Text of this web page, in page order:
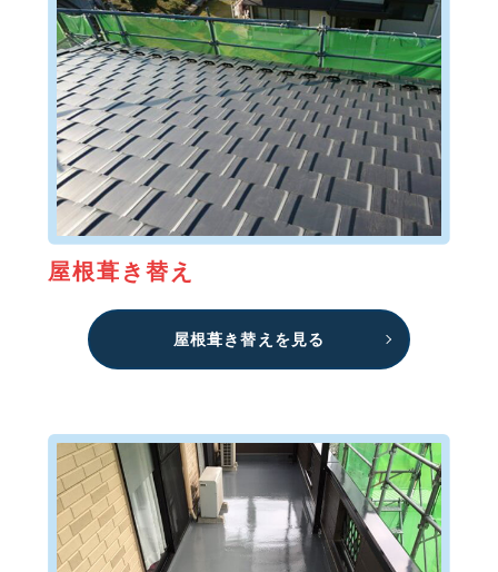
屋根葺き替え
屋根葺き替えを見る